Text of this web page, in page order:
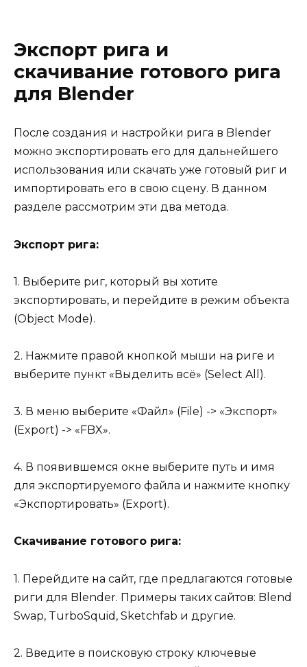
Экспорт рига и
скачивание готового рига
для Blender
После создания и настройки рига в Blender
можно экспортировать его для дальнейшего
использования или скачать уже готовый риг и
импортировать его в свою сцену. В данном
разделе рассмотрим эти два метода.
Экспорт рига:
1. Выберите риг, который вы хотите
экспортировать, и перейдите в режим объекта
(Object Mode).
2. Нажмите правой кнопкой мыши на риге и
выберите пункт «Выделить всё» (Select All).
3. В меню выберите «Файл» (File) -> «Экспорт»
(Export) -> «FBX».
4. В появившемся окне выберите путь и имя
для экспортируемого файла и нажмите кнопку
«Экспортировать» (Export).
Скачивание готового рига:
1. Перейдите на сайт, где предлагаются готовые
риги для Blender. Примеры таких сайтов: Blend
Swap, TurboSquid, Sketchfab и другие.
2. Введите в поисковую строку ключевые